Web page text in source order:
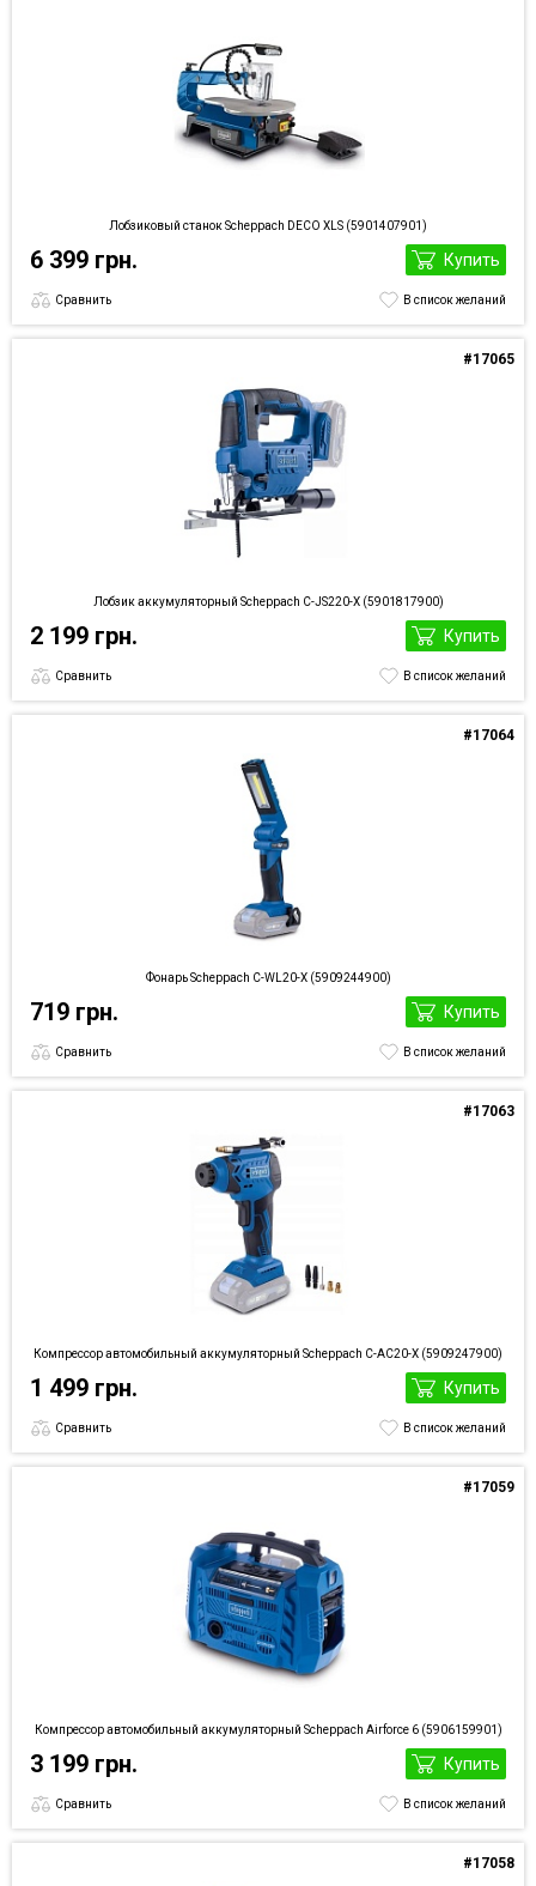
Лобзиковый станок Scheppach DECO XLS (5901407901)
6 399 грн. Купить
Сравнить В список желаний
Лобзик аккумуляторный Scheppach C-JS220-X (5901817900)
#17065
2 199 грн. Купить
Сравнить В список желаний
Фонарь Scheppach C-WL20-X (5909244900)
#17064
719 грн. Купить
Сравнить В список желаний
Компрессор автомобильный аккумуляторный Scheppach C-AC20-X (5909247900)
#17063
1 499 грн. Купить
Сравнить В список желаний
Компрессор автомобильный аккумуляторный Scheppach Airforce 6 (5906159901)
#17059
3 199 грн. Купить
Сравнить В список желаний
#17058